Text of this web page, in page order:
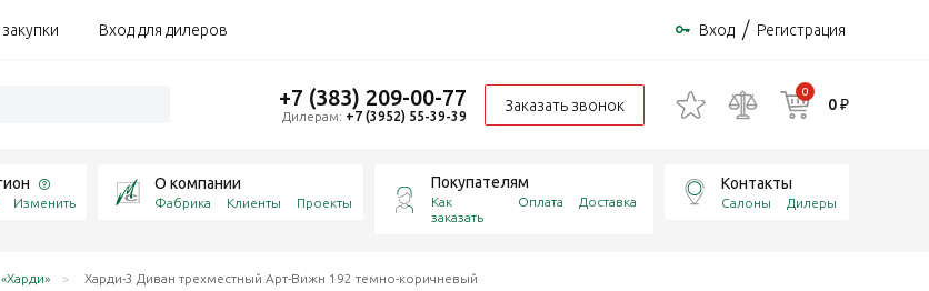
Вход для дилеров Вход / Регистрация
+7 (383) 209-00-77
Дилерам: +7 (3952) 55-39-39
Заказать звонок
0
0 ₽
Изменить
О компании
Фабрика Клиенты Проекты
Покупателям
Как
заказать
Оплата Доставка
Контакты
Салоны Дилеры
Харди-3 Диван трехместный Арт-Вижн 192 темно-коричневый